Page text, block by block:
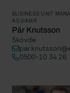
BUSINESS UNIT
AGV/AMR
Pär Knutsson
Skövde
0500-10 34 26